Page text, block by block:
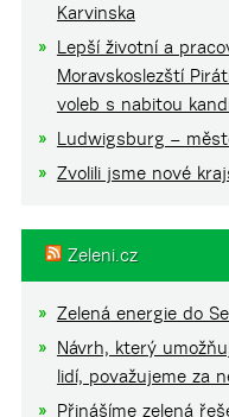
Karvinska
Lepší životní a
Moravskoslezští
voleb s nabitou
Ludwigsburg –
Zvolili jsme nové
Zeleni.cz
Zelená energie do
Návrh, který
lidí, považujeme za
Přinášíme zelená